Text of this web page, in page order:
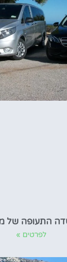
התעופה של
לפרטים »